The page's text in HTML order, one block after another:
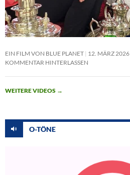
EIN FILM VON BLUE PLANET 12. MÄRZ 2026
KOMMENTAR HINTERLASSEN
WEITERE VIDEOS →
O-TÖNE